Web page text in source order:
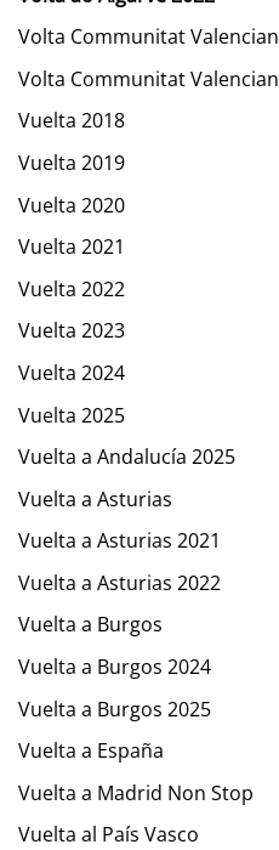
Volta Communitat
Volta Communitat
Vuelta 2018
Vuelta 2019
Vuelta 2020
Vuelta 2021
Vuelta 2022
Vuelta 2023
Vuelta 2024
Vuelta 2025
Vuelta a Andalucía 2025
Vuelta a Asturias
Vuelta a Asturias 2021
Vuelta a Asturias 2022
Vuelta a Burgos
Vuelta a Burgos 2024
Vuelta a Burgos 2025
Vuelta a España
Vuelta a Madrid Non Stop
Vuelta al País Vasco